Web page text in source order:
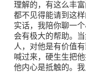
理解的，有这么丰
都不见得能请到这
实话，我陪你聊一
会有极大的帮助。
人，对他是有价值
喊过来，硬生生把
他内心是抵触的。